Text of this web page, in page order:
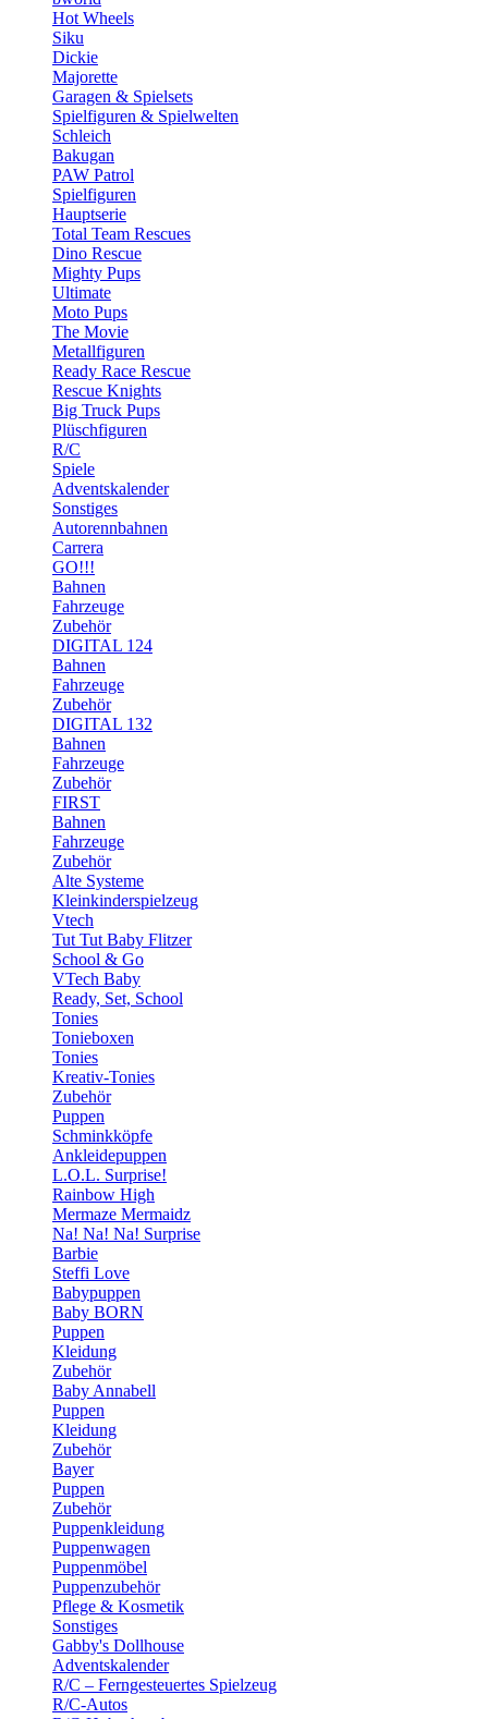
Hot Wheels
Siku
Dickie
Majorette
Garagen & Spielsets
Spielfiguren & Spielwelten
Schleich
Bakugan
PAW Patrol
Spielfiguren
Hauptserie
Total Team Rescues
Dino Rescue
Mighty Pups
Ultimate
Moto Pups
The Movie
Metallfiguren
Ready Race Rescue
Rescue Knights
Big Truck Pups
Plüschfiguren
R/C
Spiele
Adventskalender
Sonstiges
Autorennbahnen
Carrera
GO!!!
Bahnen
Fahrzeuge
Zubehör
DIGITAL 124
Bahnen
Fahrzeuge
Zubehör
DIGITAL 132
Bahnen
Fahrzeuge
Zubehör
FIRST
Bahnen
Fahrzeuge
Zubehör
Alte Systeme
Kleinkinderspielzeug
Vtech
Tut Tut Baby Flitzer
School & Go
VTech Baby
Ready, Set, School
Tonies
Tonieboxen
Tonies
Kreativ-Tonies
Zubehör
Puppen
Schminkköpfe
Ankleidepuppen
L.O.L. Surprise!
Rainbow High
Mermaze Mermaidz
Na! Na! Na! Surprise
Barbie
Steffi Love
Babypuppen
Baby BORN
Puppen
Kleidung
Zubehör
Baby Annabell
Puppen
Kleidung
Zubehör
Bayer
Puppen
Zubehör
Puppenkleidung
Puppenwagen
Puppenmöbel
Puppenzubehör
Pflege & Kosmetik
Sonstiges
Gabby's Dollhouse
Adventskalender
R/C – Ferngesteuertes Spielzeug
R/C-Autos